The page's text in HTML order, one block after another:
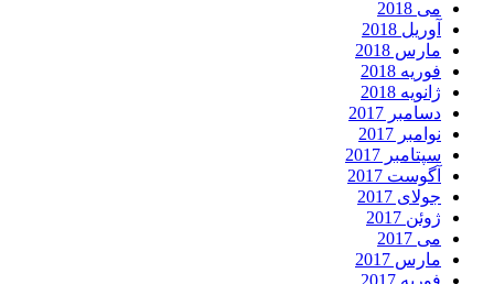
می 2018
آوریل 2018
مارس 2018
فوریه 2018
ژانویه 2018
دسامبر 2017
نوامبر 2017
سپتامبر 2017
آگوست 2017
جولای 2017
ژوئن 2017
می 2017
مارس 2017
فوریه 2017